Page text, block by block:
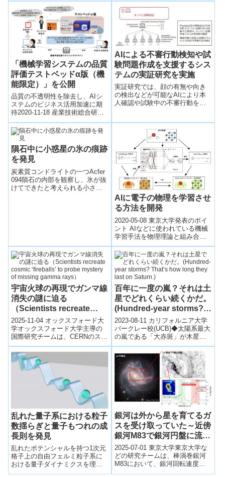
イ・サーベイ（SDSS）データ
を...
とを実証した。
「機械学習システムの品質
評価テストベッドα版（機
能限定）」を公開
品質の不透明性を除去し、AIシ
ステムのビジネス活用加速に期
待2020-11-18 産業技術総合研究
所NEDOと産業技術総合研究所
は、人と共に進化するAIシステ
ム...
AIによる不審行動検知や試
験問題作成を支援するシス
テムの実証研究を実施
実証研究では、顔の有無や向き
の検出などが可能なAIにより本
人確認や試験中の不審行動を検
験問題の作成や配信が可能なシ
ステムを使用したオンライン仮
試験を実施し、自宅などから受
験する学生の様子をシステムで
記録、解析することで、両シス
テムの有用性を確認した。
隕石中に小惑星の氷の痕跡
を発見
炭素質コンドライトの一つAcfer
094隕石の内部を観察し、氷が抜
けてできたと考えられる小さな
AIに電子の物理を学習させ
る方法を開発
2020-05-08 東京大学発表のポイ
ント AIなどに使われている機械
学習手法を物理理論と組み合わ
せることで、電子状態の予測精
度を向上する方法を開発した。
分...
宇宙火球の再現でガンマ線
消失の謎に迫る
（Scientists recreate
cosmic ‘fireballs’ to
probe mystery of missing
gamma rays）
2025-11-04 オックスフォード大
学オックスフォード大学主導の
国際研究チームは、CERNのスー
パー陽子シンクロトロンを利用
し、宇宙で観測されるガンマ線
源「...
百年に一度の嵐？それは土
星でどれくらい続くかだ。
(Hundred-year storms?
That’s how long they last
on Saturn.)
2023-08-11 カリフォルニア大学
バークレー校(UCB)◆太陽系最大
の嵐である「大赤斑」が木星に
存在する一方、新たな研究で土
星も長期間続く巨大な嵐を持つ
こ...
乱れた量子系における粒子
数揺らぎと量子もつれの成
長則を発見
乱れたポテンシャルを持つ1次元
格子上の自由フェルミ粒子系に
おける量子ダイナミクスを理論
的に調べ、「系の一部分に含ま
銀河は外から星を育てるガ
スを受け取っていた～近傍
銀河M83で銀河円盤に流れ
込んでいる分子ガスを発見
～
2025-07-01 東京大学東京大学な
どの研究チームは、棒渦巻銀河
M83において、銀河回転速度と